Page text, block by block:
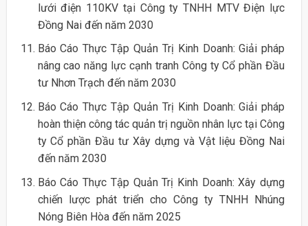
lưới điện 110KV tại Công ty TNHH MTV Điện lực
Đồng Nai đến năm 2030
Báo Cáo Thực Tập Quản Trị Kinh Doanh: Giải pháp
nâng cao năng lực cạnh tranh Công ty Cổ phần Đầu
tư Nhơn Trạch đến năm 2030
Báo Cáo Thực Tập Quản Trị Kinh Doanh: Giải pháp
hoàn thiện công tác quản trị nguồn nhân lực tại Công
ty Cổ phần Đầu tư Xây dựng và Vật liệu Đồng Nai
đến năm 2030
Báo Cáo Thực Tập Quản Trị Kinh Doanh: Xây dựng
chiến lược phát triển cho Công ty TNHH Nhúng
Nóng Biên Hòa đến năm 2025